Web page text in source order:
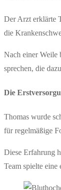
Der Arzt erklärte
die
Nach einer Weile
sprechen, die
Die
Thomas wurde
für regelmäßige
Diese Erfahrung
Team spielte